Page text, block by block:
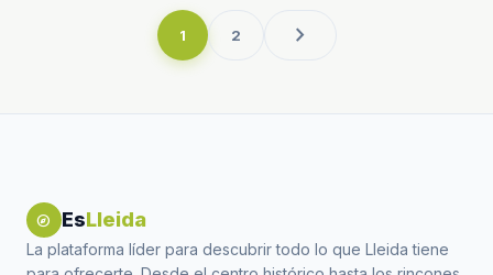
1 2 chevron_right
explore EsLleida
La plataforma líder para descubrir todo lo que Lleida tiene